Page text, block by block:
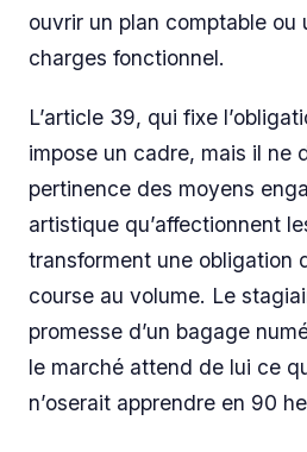
ouvrir un plan comptable ou
charges fonctionnel.
L’article 39, qui fixe
impose un cadre, mais il ne
pertinence des moyens
artistique qu’affectionnent
transforment une obligation
course au volume. Le
promesse d’un bagage
le marché attend de lui ce
n’oserait apprendre en 90